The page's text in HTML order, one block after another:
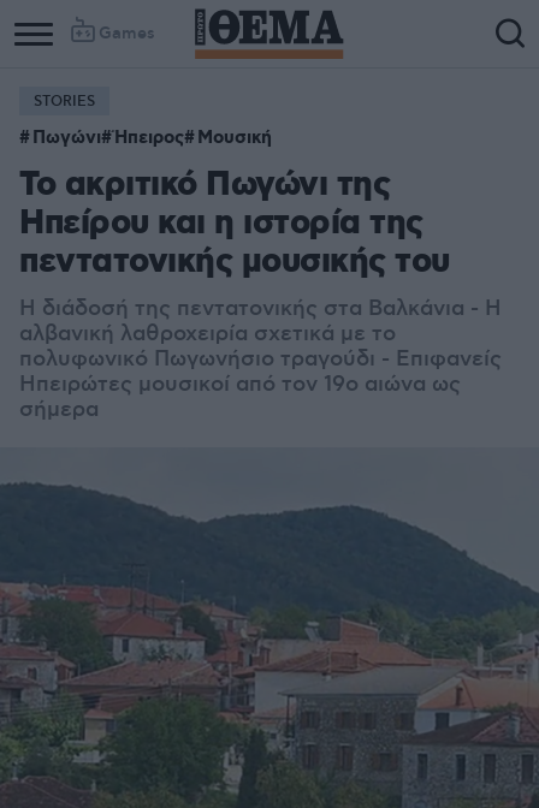
Games
STORIES
Πωγώνι Ήπειρος Μουσική
Το ακριτικό Πωγώνι της
Ηπείρου και η ιστορία της
πεντατονικής μουσικής του
Η διάδοσή της πεντατονικής στα Βαλκάνια - Η
αλβανική λαθροχειρία σχετικά με το
πολυφωνικό Πωγωνήσιο τραγούδι - Επιφανείς
Ηπειρώτες μουσικοί από τον 19ο αιώνα ως
σήμερα